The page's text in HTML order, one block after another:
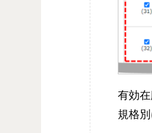
有効
規格